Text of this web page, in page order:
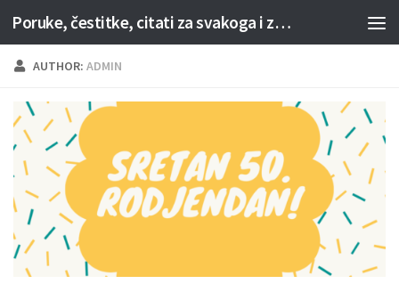
Skip to content Poruke, čestitke, citati za svakoga i za svaku priliku
AUTHOR: ADMIN